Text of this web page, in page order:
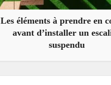
Les éléments à prendre en
avant d’installer un
suspendu